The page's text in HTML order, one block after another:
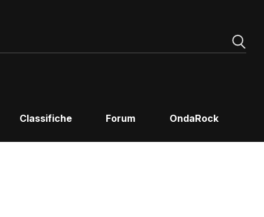
Classifiche Forum OndaRock